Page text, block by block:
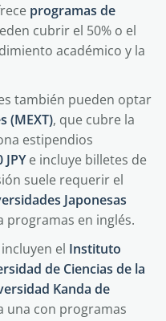
programas de
cubrir el 50% o el
académico y la
también pueden optar
(MEXT), que cubre la
estipendios
e incluye billetes de
suele requerir el
Japonesas
programas en inglés.
el Instituto
de Ciencias de la
Kanda de
una con programas